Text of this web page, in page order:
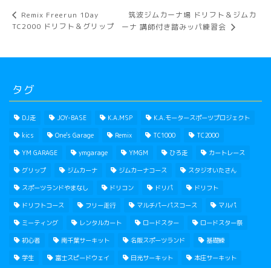
Remix Freerun 1Day
TC2000 ドリフト＆グリップ
筑波ジムカーナ場 ドリフト＆ジムカ
ーナ 講師付き踏みッパ練習会
タグ
DJ走 JOY-BASE K.A.MSP K.A.モータースポーツプロジェクト
kics One's Garage Remix TC1000 TC2000
YM GARAGE ymgarage YMGM ひろ走 カートレース
グリップ ジムカーナ ジムカーナコース スタジオいたさん
スポーツランドやまなし ドリコン ドリパ ドリフト
ドリフトコース フリー走行 マルチパーパスコース マルパ
ミーティング レンタルカート ロードスター ロードスター祭
初心者 南千葉サーキット 名阪スポーツランド 基礎練
学生 富士スピードウェイ 日光サーキット 本庄サーキット